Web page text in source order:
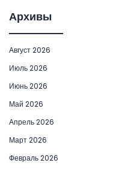
Архивы
Август 2026
Июль 2026
Июнь 2026
Май 2026
Апрель 2026
Март 2026
Февраль 2026